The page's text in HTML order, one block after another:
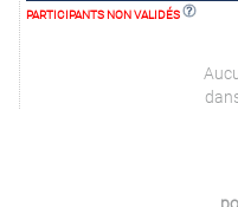
PARTICIPANTS NON VALIDÉS